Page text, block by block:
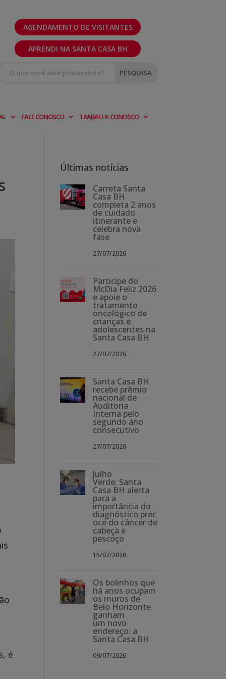
AGENDAMENTO DE VISITANTES
APRENDI NA SANTA CASA BH
FALE CONOSCO TRABALHE CONOSCO
é
Últimas notícias
Carreta Santa
Casa BH
completa 2 anos
de cuidado
itinerante e
celebra nova
fase
27/07/2026
Participe do
McDia Feliz 2026
e apoie o
tratamento
oncológico de
crianças e
adolescentes na
Santa Casa BH
27/07/2026
Santa Casa BH
recebe prêmio
nacional de
Auditoria
Interna pelo
segundo ano
consecutivo
27/07/2026
Julho
Verde: Santa
Casa BH alerta
para a
importância do
diagnóstico prec
oce do câncer de
cabeça e
pescoço
15/07/2026
Os bolinhos que
há anos ocupam
os muros de
Belo Horizonte
ganham
um novo
endereço: a
Santa Casa BH
09/07/2026